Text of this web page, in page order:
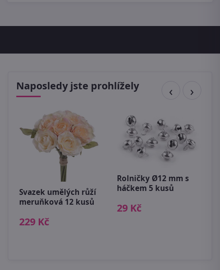
Naposledy jste prohlížely
Svazek umělých růží
meruňková 12 kusů
229 Kč
Rolničky Ø12 mm s
háčkem 5 kusů
29 Kč